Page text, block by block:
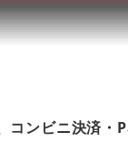
コンビニ決済